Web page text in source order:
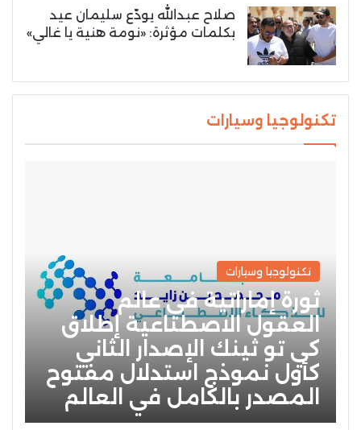
صلاح عبدالله يودّع سليمان عيد
بكلمات مؤثرة: «نومة هنية يا غالي»
تكنولوجيا وسيارات
تكنولوجيا وسيارات
ثورة إماراتية في عالم
العقول الاصطناعية إطلاق
كي تو ثينك الإصدار الثاني
كأول نموذج استدلال مفتوح
المصدر بالكامل في العالم